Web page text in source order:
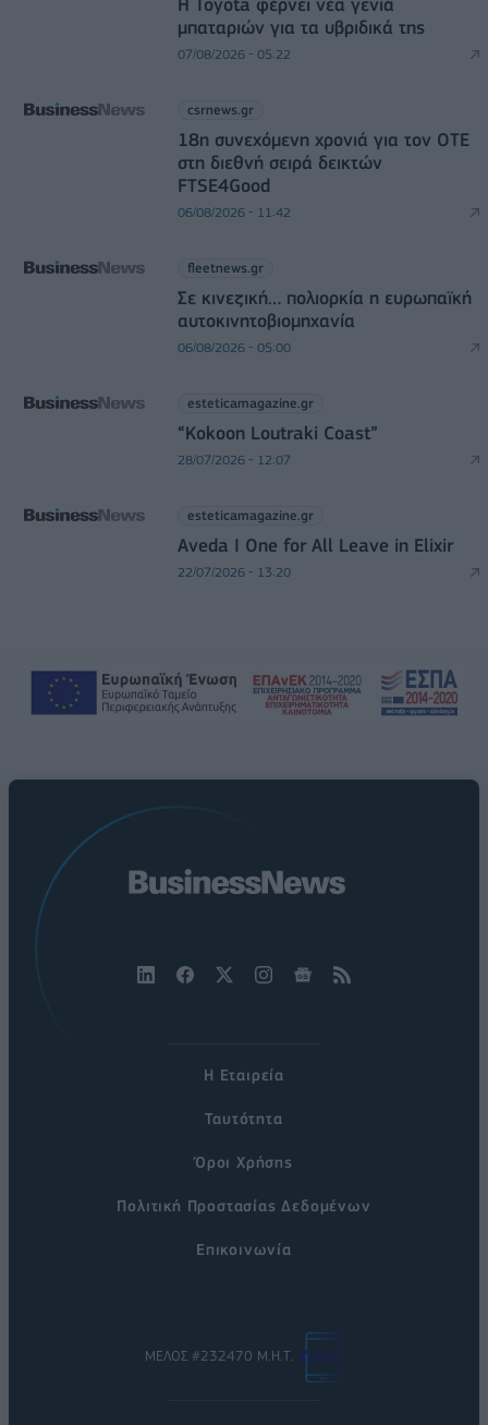
Η Toyota φέρνει νέα γενιά
μπαταριών για τα υβριδικά της
07/08/2026 - 05:22
csrnews.gr
18η συνεχόμενη χρονιά για τον ΟΤΕ
στη διεθνή σειρά δεικτών
FTSE4Good
06/08/2026 - 11:42
fleetnews.gr
Σε κινεζική… πολιορκία η ευρωπαϊκή
αυτοκινητοβιομηχανία
06/08/2026 - 05:00
esteticamagazine.gr
“Kokoon Loutraki Coast”
28/07/2026 - 12:07
esteticamagazine.gr
Aveda I One for All Leave in Elixir
22/07/2026 - 13:20
Η Εταιρεία
Ταυτότητα
Όροι Χρήσης
Πολιτική Προστασίας Δεδομένων
Επικοινωνία
ΜΕΛΟΣ #232470 Μ.Η.Τ.